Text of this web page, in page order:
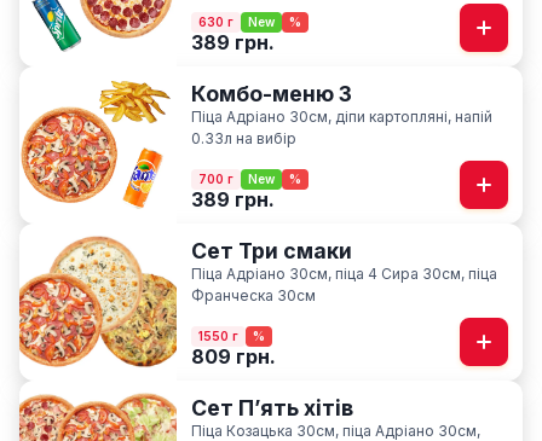
630 г New %
389 грн.
Комбо-меню 3
Піца Адріано 30см, діпи картопляні, напій
0.33л на вибір
700 г New %
389 грн.
Сет Три смаки
Піца Адріано 30см, піца 4 Сира 30см, піца
Франческа 30см
1550 г %
809 грн.
Сет Пʼять хітів
Піца Козацька 30см, піца Адріано 30см,